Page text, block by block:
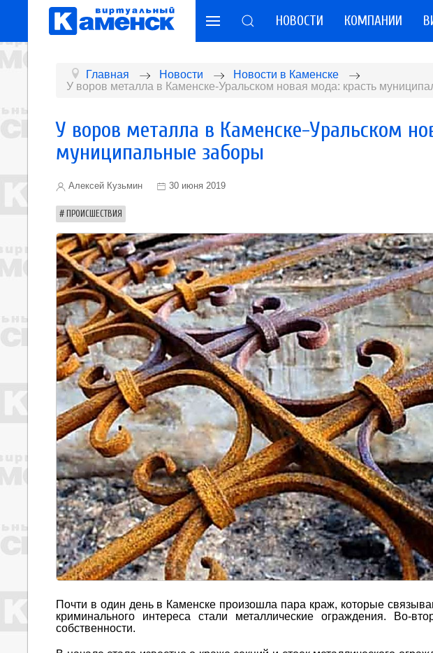
НОВОСТИ КОМПАНИИ
Главная Новости
Новости в Каменске
У воров металла в Каменске-Уральском новая мода: красть
У воров металла в Каменске-Уральском
муниципальные заборы
Алексей Кузьмин 30 июня 2019
ПРОИСШЕСТВИЯ
Почти в один день в Каменске произошла пара краж, которые
криминального интереса стали металлические ограждения. Во-
собственности.